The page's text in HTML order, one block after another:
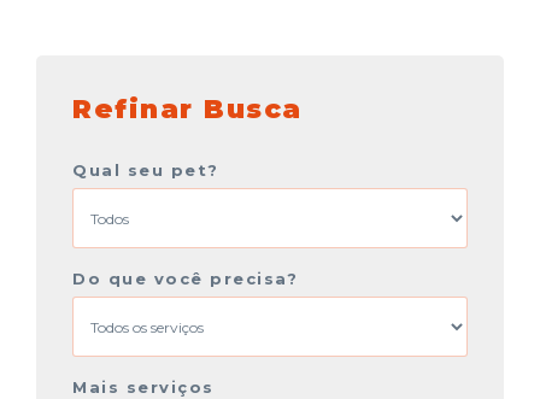
Refinar Busca
Qual seu pet?
Do que você precisa?
Mais serviços